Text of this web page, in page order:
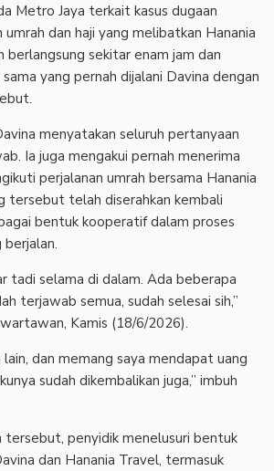
Metro Jaya terkait kasus dugaan
umrah dan haji yang melibatkan Hanania
berlangsung sekitar enam jam dan
yang pernah dijalani Davina dengan
menyatakan seluruh pertanyaan
Ia juga mengakui pernah menerima
perjalanan umrah bersama Hanania
tersebut telah diserahkan kembali
bentuk kooperatif dalam proses
berjalan.
tadi selama di dalam. Ada beberapa
terjawab semua, sudah selesai sih,”
Kamis (18/6/2026).
dan memang saya mendapat uang
sudah dikembalikan juga,” imbuh
tersebut, penyidik menelusuri bentuk
dan Hanania Travel, termasuk